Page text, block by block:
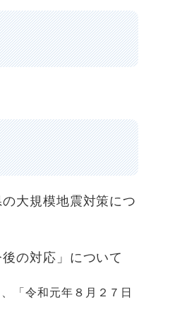
大規模地震対策につ
の対応」について
「令和元年８月２７日